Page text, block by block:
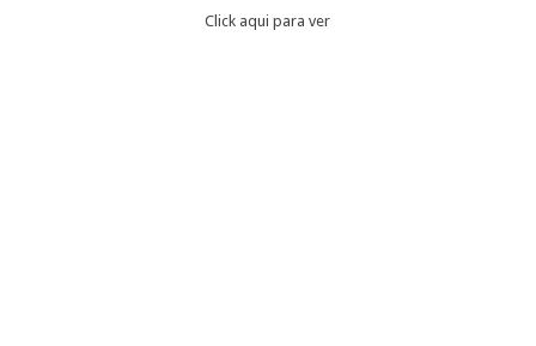
Click aqui para ver